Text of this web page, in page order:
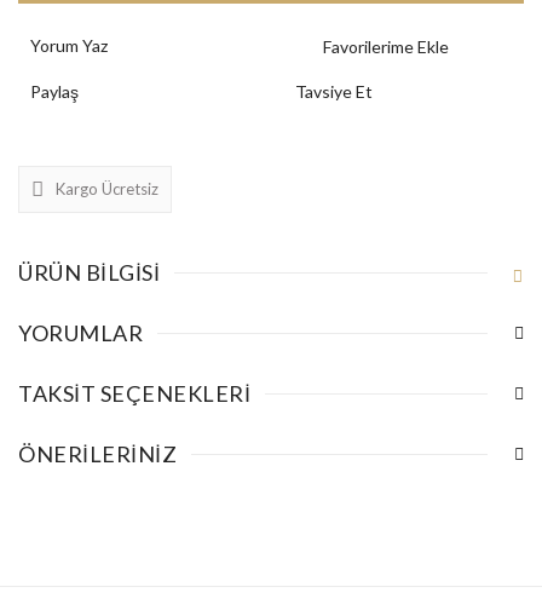
Yorum Yaz
Paylaş Tavsiye Et
Kargo Ücretsiz
ÜRÜN BILGISI
YORUMLAR
TAKSIT SEÇENEKLERI
ÖNERILERINIZ